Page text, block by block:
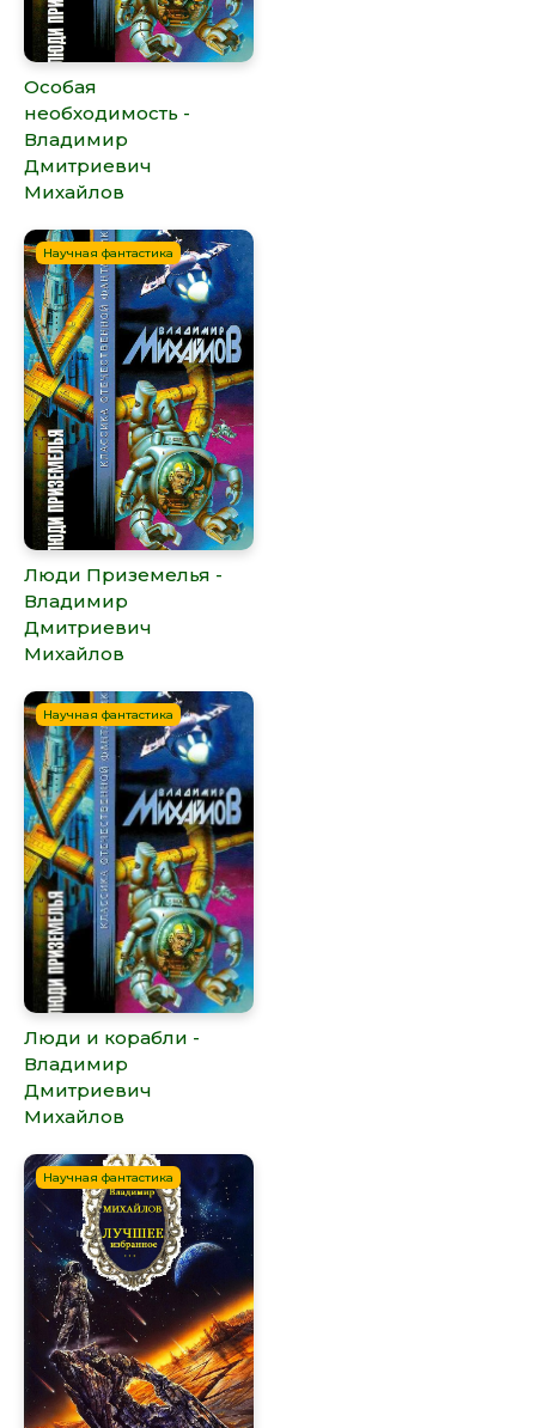
Особая
необходимость -
Владимир
Дмитриевич
Михайлов
Научная фантастика
Люди Приземелья -
Владимир
Дмитриевич
Михайлов
Научная фантастика
Люди и корабли -
Владимир
Дмитриевич
Михайлов
Научная фантастика